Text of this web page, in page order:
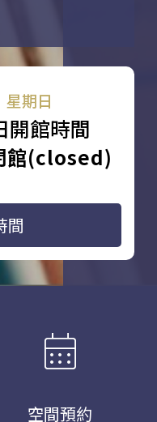
星期日
開館時間
館(closed)
間
calendar_month
空間預約